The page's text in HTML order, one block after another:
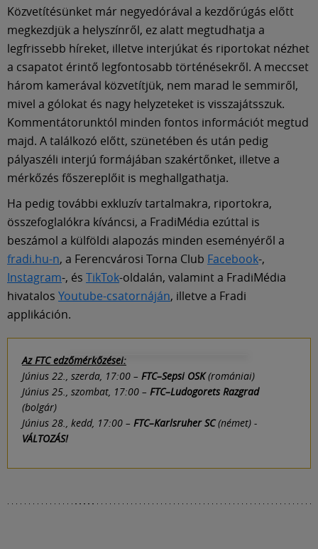
Közvetítésünket már negyedórával a kezdőrúgás előtt
megkezdjük a helyszínről, ez alatt megtudhatja a
legfrissebb híreket, illetve interjúkat és riportokat nézhet
a csapatot érintő legfontosabb történésekről. A meccset
három kamerával közvetítjük, nem marad le semmiről,
mivel a gólokat és nagy helyzeteket is visszajátsszuk.
Kommentátorunktól minden fontos információt megtud
majd. A találkozó előtt, szünetében és után pedig
pályaszéli interjú formájában szakértőnket, illetve a
mérkőzés főszereplőit is meghallgathatja.
Ha pedig további exkluzív tartalmakra, riportokra,
összefoglalókra kíváncsi, a FradiMédia ezúttal is
beszámol a külföldi alapozás minden eseményéről a
fradi.hu-n, a Ferencvárosi Torna Club Facebook-,
Instagram-, és TikTok-oldalán, valamint a FradiMédia
hivatalos Youtube-csatornáján, illetve a Fradi
applikáción.
Az FTC edzőmérkőzései:
Június 22., szerda, 17:00 – FTC–Sepsi OSK(romániai)
Június 25., szombat, 17:00 – FTC–Ludogorets Razgrad
(bolgár)
Június 28., kedd, 17:00 – FTC–Karlsruher SC(német) -
VÁLTOZÁS!